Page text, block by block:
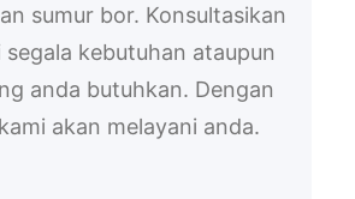
sumur bor. Konsultasikan
segala kebutuhan ataupun
anda butuhkan. Dengan
akan melayani anda.